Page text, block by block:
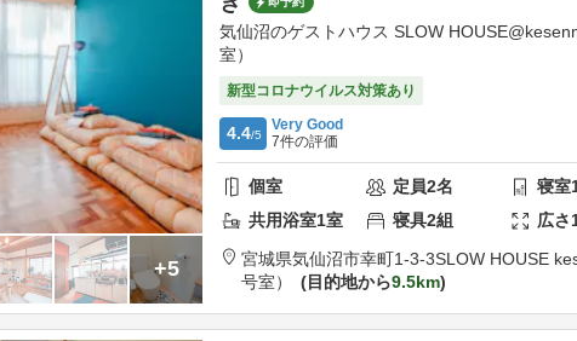
+5
気仙沼のゲストハウス SLOW
室）
新型コロナウイルス対策あり
4.4/5
Very Good
7件の評価
個室 定員2名 寝室
共用浴室1室 寝具2組 広さ
宮城県気仙沼市幸町1-3-3SLOW HOUSE
号室）
目的地から9.5km